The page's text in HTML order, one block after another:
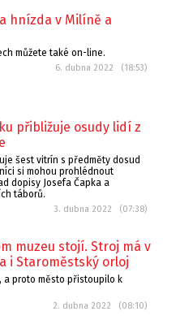
hnízda v Milíně a
můžete také on-line.
6. dubna 2022 (18:53)
přibližuje osudy lidí z
šest vitrín s předměty dosud
si mohou prohlédnout
dopisy Josefa Čapka a
táborů.
3. dubna 2022 (07:38)
muzeu stojí. Stroj má v
i Staroměstský orloj
a proto město přistoupilo k
2. dubna 2022 (08:10)